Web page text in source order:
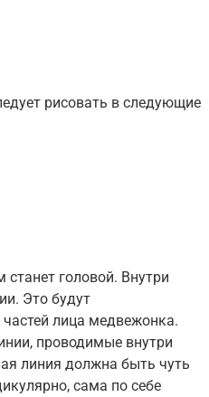
рисовать в следующие
головой. Внутри
Это будут
лица медвежонка.
проводимые внутри
линия должна быть чуть
сама по себе